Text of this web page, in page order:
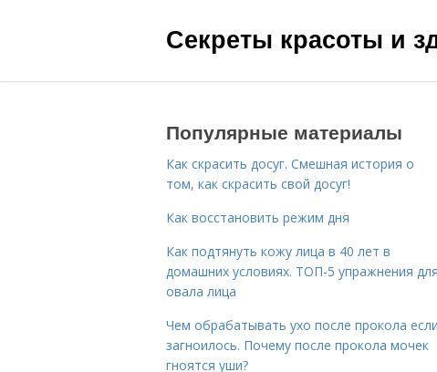
Секреты красоты и
Популярные материалы
Как скрасить досуг. Смешная история о
том, как скрасить свой досуг!
Как восстановить режим дня
Как подтянуть кожу лица в 40 лет в
домашних условиях. ТОП-5 упражнения для
овала лица
Чем обрабатывать ухо после прокола если
загноилось. Почему после прокола мочек
гноятся уши?